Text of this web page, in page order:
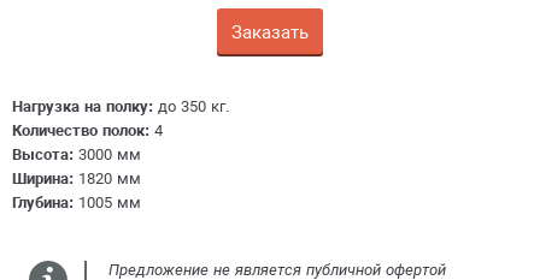
Заказать
Нагрузка на полку: до 350 кг.
Количество полок: 4
Высота: 3000 мм
Ширина: 1820 мм
Глубина: 1005 мм
Предложение не является публичной офертой